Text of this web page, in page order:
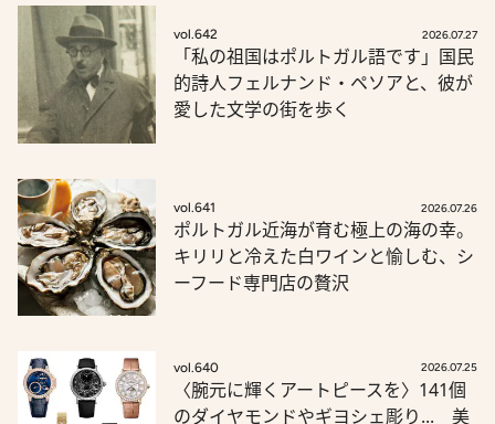
vol.642 2026.07.27
「私の祖国はポルトガル語です」国民
的詩人フェルナンド・ペソアと、彼が
愛した文学の街を歩く
vol.641 2026.07.26
ポルトガル近海が育む極上の海の幸。
キリリと冷えた白ワインと愉しむ、シ
ーフード専門店の贅沢
vol.640 2026.07.25
〈腕元に輝くアートピースを〉141個
のダイヤモンドやギヨシェ彫り... 美